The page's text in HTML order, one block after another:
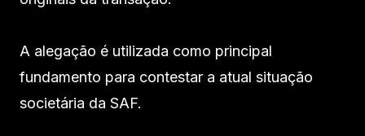
A alegação é utilizada como principal
fundamento para contestar a atual situação
societária da SAF.